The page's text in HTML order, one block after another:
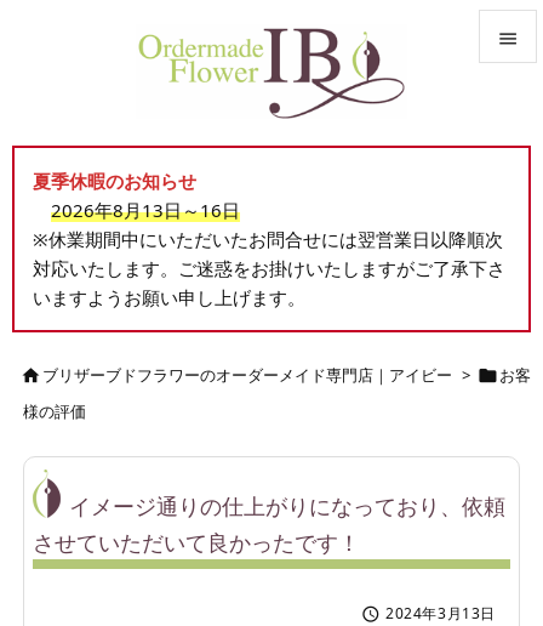


前へ

検索
夏季休暇のお知らせ
2026年8月13日～16日
※休業期間中にいただいたお問合せには翌営業日以降順次
対応いたします。ご迷惑をお掛けいたしますがご了承下さ
いますようお願い申し上げます。
ブリザーブドフラワーのオーダーメイド専門店｜アイビー > お客
様の評価
イメージ通りの仕上がりになっており、依頼
させていただいて良かったです！
 2024年3月13日